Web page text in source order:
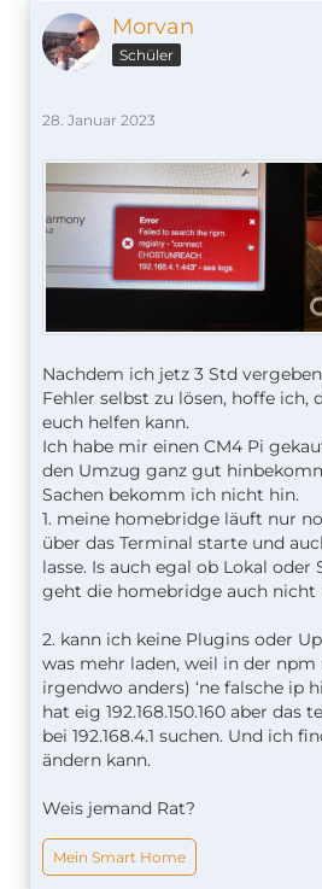
Morvan
Schüler
28. Januar 2023
Nachdem ich jetz 3 Std
Fehler selbst zu lösen, hoffe ich,
euch helfen kann.
Ich habe mir einen CM4 Pi
den Umzug ganz gut
Sachen bekomm ich nicht hin.
1. meine homebridge läuft nur
über das Terminal starte und
lasse. Is auch egal ob Lokal oder
geht die homebridge auch nicht
2. kann ich keine Plugins oder
was mehr laden, weil in der
irgendwo anders) ‘ne falsche ip
hat eig 192.168.150.160 aber
bei 192.168.4.1 suchen. Und ich
ändern kann.
Weis jemand Rat?
Mein Smart Home